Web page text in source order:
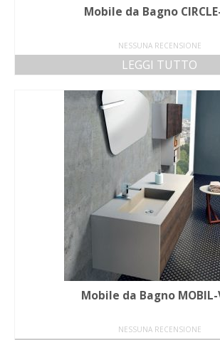
Mobile da Bagno
NESSUNA RECENSIONE
LEGGI TUTTO
Mobile da Bagno MOBIL-
NESSUNA RECENSIONE